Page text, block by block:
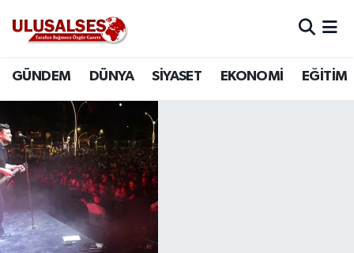
GÜNDEM DÜNYA SİYASET EKONOMİ EĞİTİM
DÜNYA
SİYASET
EKONOMİ
EĞİTİM
Trafik Durumu
Süper Lig Puan Durumu ve Fikstür
Tüm Manşetler
Son Dakika Haberleri